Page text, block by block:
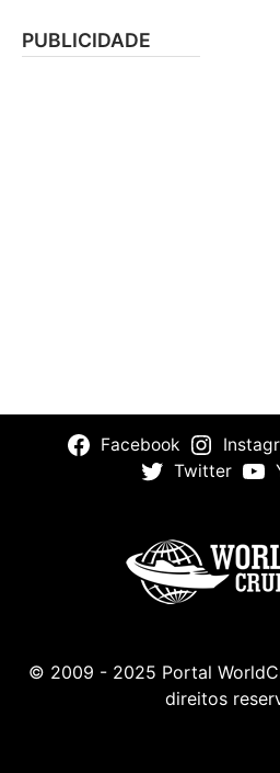
PUBLICIDADE
Facebook
Twitter
© 2009 - 2025 Portal
direitos